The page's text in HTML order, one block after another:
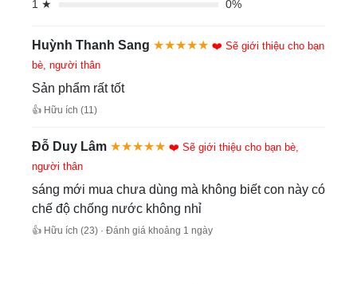
1 ★
0%
Huỳnh Thanh Sang ★★★★★ ❤️ Sẽ giới thiệu cho bạn
bè, người thân
Sản phẩm rất tốt
👍 Hữu ích (11)
Đỗ Duy Lâm ★★★★★ ❤️ Sẽ giới thiệu cho bạn bè,
người thân
sáng mới mua chưa dùng mà không biết con này có
chế độ chống nước không nhỉ
👍 Hữu ích (23) · Đánh giá khoảng 1 ngày